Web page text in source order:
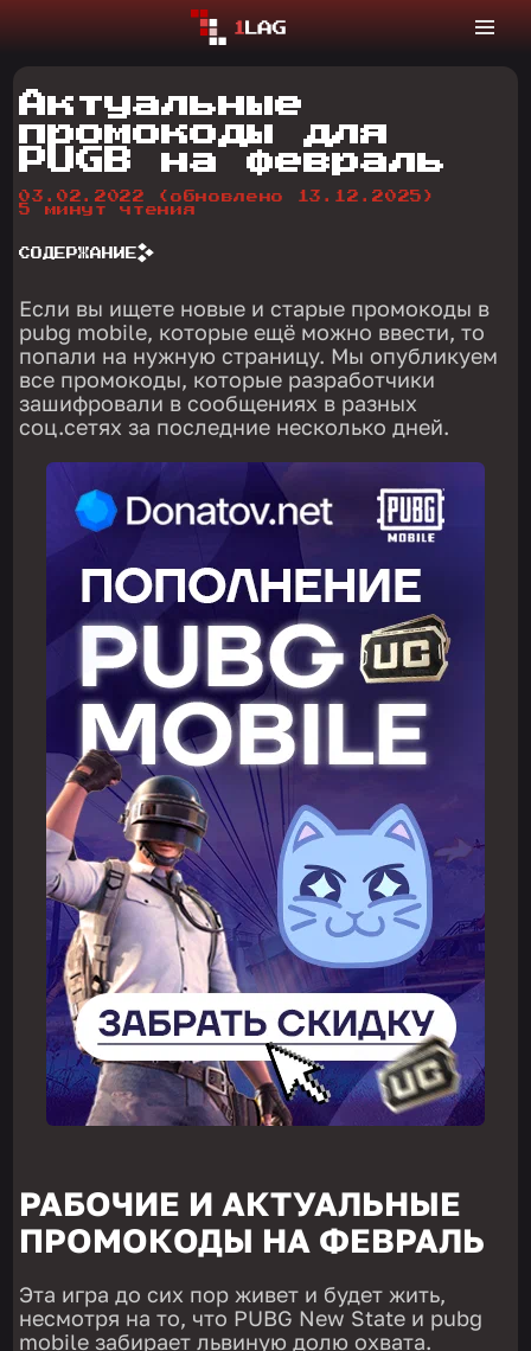
Актуальные
промокоды для
PUGB на февраль
03.02.2022
(обновлено 13.12.2025)
5 минут чтения
СОДЕРЖАНИЕ
Если вы ищете новые и старые промокоды в
pubg mobile, которые ещё можно ввести, то
попали на нужную страницу. Мы опубликуем
все промокоды, которые разработчики
зашифровали в сообщениях в разных
соц.сетях за последние несколько дней.
РАБОЧИЕ И АКТУАЛЬНЫЕ
ПРОМОКОДЫ НА ФЕВРАЛЬ
Эта игра до сих пор живет и будет жить,
несмотря на то, что PUBG New State и pubg
mobile забирает львиную долю охвата.